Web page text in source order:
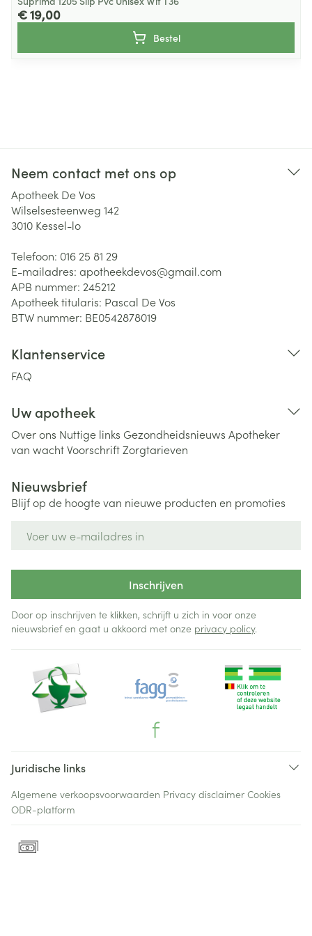
€ 19,00
Bestel
Neem contact met ons op
Apotheek De Vos
Wilselsesteenweg 142
3010 Kessel-lo
Telefoon: 016 25 81 29
E-mailadres: apotheekdevos@gmail.com
APB nummer: 245212
Apotheek titularis: Pascal De Vos
BTW nummer: BE0542878019
Klantenservice
FAQ
Uw apotheek
Over ons Nuttige links Gezondheidsnieuws Apotheker
van wachtVoorschriftZorgtarieven
Nieuwsbrief
Blijf op de hoogte van nieuwe producten en promoties
Inschrijven
Door op inschrijven te klikken, schrijft u zich in voor onze
nieuwsbrief en gaat u akkoord met onze privacy policy.
Juridische links
Algemene verkoopsvoorwaarden Privacy disclaimer Cookies
ODR-platform